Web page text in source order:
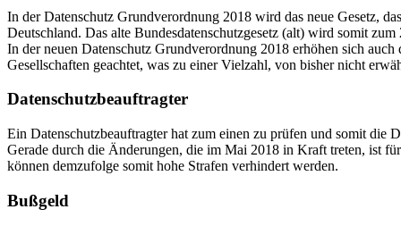
In der Datenschutz Grundverordnung 2018 wird das neue Gesetz,
Deutschland. Das alte Bundesdatenschutzgesetz (alt) wird somit
In der neuen Datenschutz Grundverordnung 2018 erhöhen sich
Gesellschaften geachtet, was zu einer Vielzahl, von bisher nicht
Datenschutzbeauftragter
Ein Datenschutzbeauftragter hat zum einen zu prüfen und somit
Gerade durch die Änderungen, die im Mai 2018 in Kraft treten, ist
können demzufolge somit hohe Strafen verhindert werden.
Bußgeld